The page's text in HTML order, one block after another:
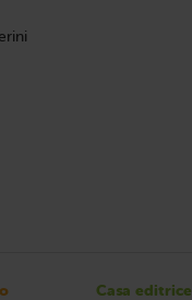
Casa editrice